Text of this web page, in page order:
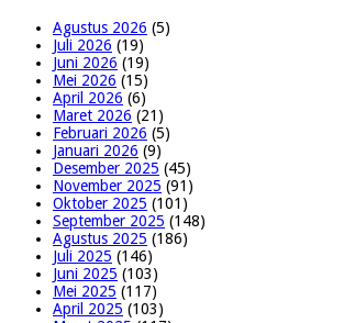
Agustus 2026 (5)
Juli 2026 (19)
Juni 2026 (19)
Mei 2026 (15)
April 2026 (6)
Maret 2026 (21)
Februari 2026 (5)
Januari 2026 (9)
Desember 2025 (45)
November 2025 (91)
Oktober 2025 (101)
September 2025 (148)
Agustus 2025 (186)
Juli 2025 (146)
Juni 2025 (103)
Mei 2025 (117)
April 2025 (103)